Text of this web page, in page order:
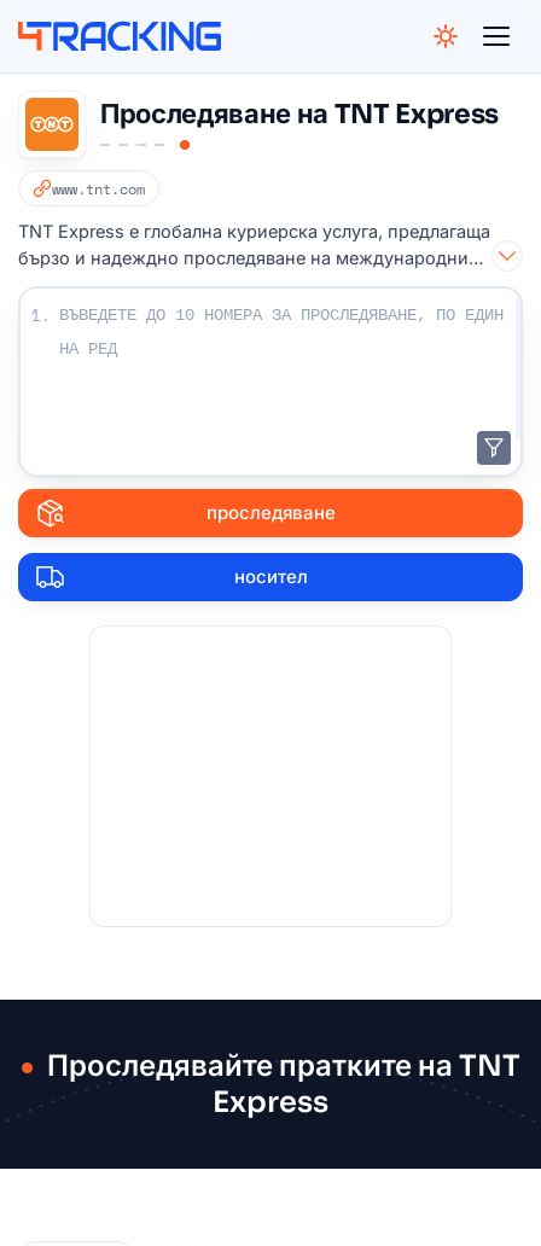
Проследяване на TNT Express
www.tnt.com
TNT Express е глобална куриерска услуга, предлагаща
бързо и надеждно проследяване на международни
доставки.
Въведете своите проследяващи номера:
1.
проследяване
носител
Проследявайте пратките на TNT
Express